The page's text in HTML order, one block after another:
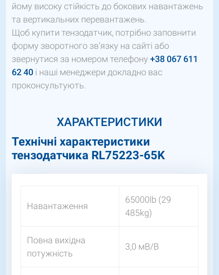
йому високу стійкість до бокових навантажень
та вертикальних перевантажень.
Щоб купити тензодатчик, потрібно заповнити
форму зворотного зв’язку на сайті або
звернутися за номером телефону +38 067 611
62 40 і наші менеджери докладно вас
проконсультують.
ХАРАКТЕРИСТИКИ
Технічні характеристики
тензодатчика RL75223-65K
Навантаження
65000lb (29
485kg)
Повна вихідна
потужність
3,0 мВ/В